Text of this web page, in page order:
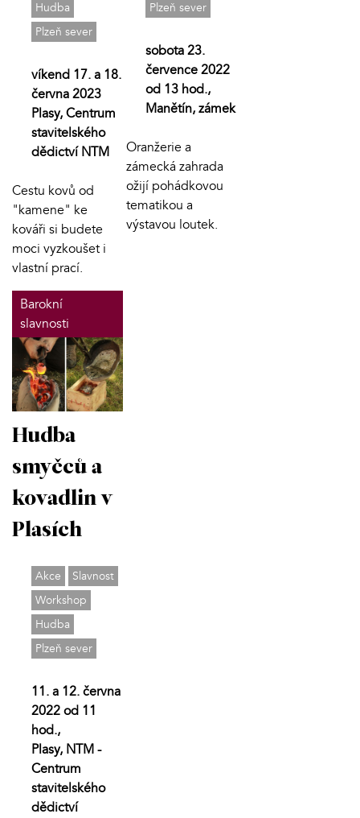
Hudba
Plzeň sever
víkend 17. a 18.
června 2023
Plasy, Centrum
stavitelského
dědictví NTM
Cestu kovů od
"kamene" ke
kováři si budete
moci vyzkoušet i
vlastní prací.
Plzeň sever
sobota 23.
července 2022
od 13 hod.,
Manětín, zámek
Oranžerie a
zámecká zahrada
ožijí pohádkovou
tematikou a
výstavou loutek.
Barokní
slavnosti
Hudba
smyčců a
kovadlin v
Plasích
Akce
Slavnost
Workshop
Hudba
Plzeň sever
11. a 12. června
2022 od 11
hod.,
Plasy, NTM -
Centrum
stavitelského
dědictví